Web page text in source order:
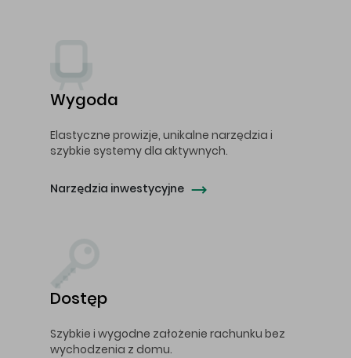
Wygoda
Elastyczne prowizje, unikalne narzędzia i
szybkie systemy dla aktywnych.
Narzędzia inwestycyjne
Dostęp
Szybkie i wygodne założenie rachunku bez
wychodzenia z domu.